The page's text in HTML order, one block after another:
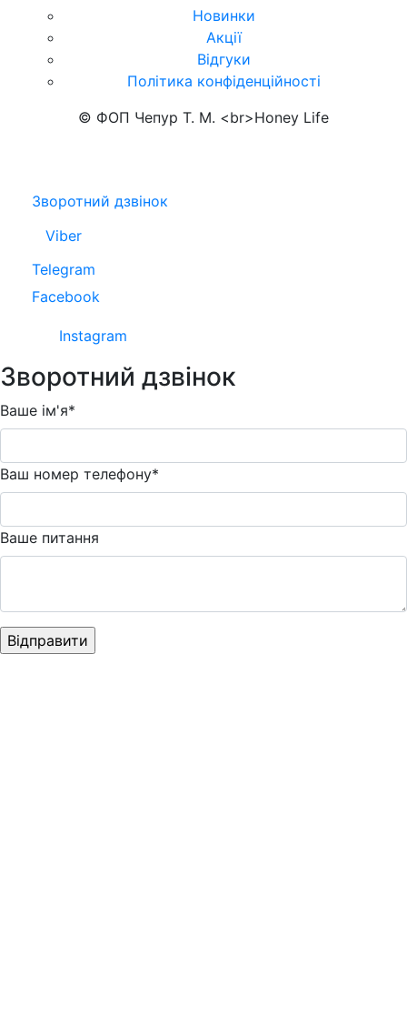
Новинки
Акції
Відгуки
Політика конфіденційності
© ФОП Чепур Т. М. <br>Honey Life
Зворотний дзвінок
Viber
Telegram
Facebook
Instagram
Зворотний дзвінок
Ваше ім'я*
Ваш номер телефону*
Ваше питання